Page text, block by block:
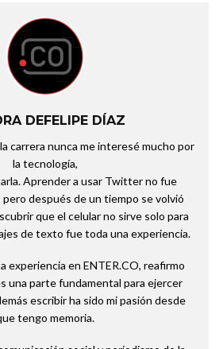
DEFELIPE DÍAZ
carrera nunca me interesé mucho por
la tecnología,
Aprender a usar Twitter no fue
pero después de un tiempo se volvió
que el celular no sirve solo para
de texto fue toda una experiencia.
experiencia en ENTER.CO, reafirmo
una parte fundamental para ejercer
escribir ha sido mi pasión desde
tengo memoria.